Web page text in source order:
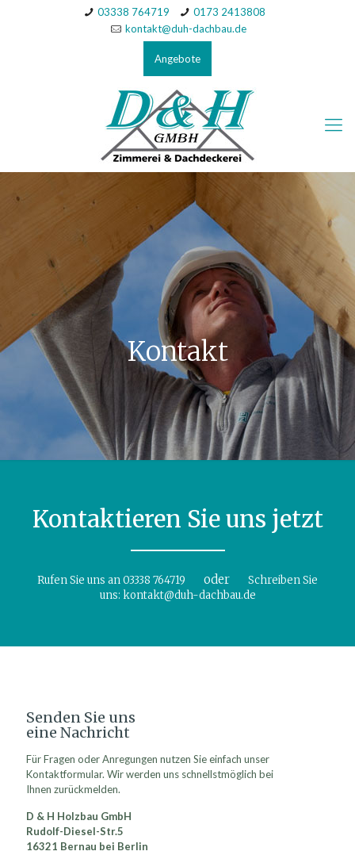
03338 764719
0173 2413808
kontakt@duh-dachbau.de
Angebote
Kontakt
Kontaktieren Sie uns jetzt
Rufen Sie uns an03338 764719 oder
Schreiben Sie
uns: kontakt@duh-dachbau.de
Senden Sie uns
eine Nachricht
Für Fragen oder Anregungen nutzen Sie einfach unser
Kontaktformular. Wir werden uns schnellstmöglich bei
Ihnen zurückmelden.
D & H Holzbau GmbH
Rudolf-Diesel-Str.5
16321 Bernau bei Berlin